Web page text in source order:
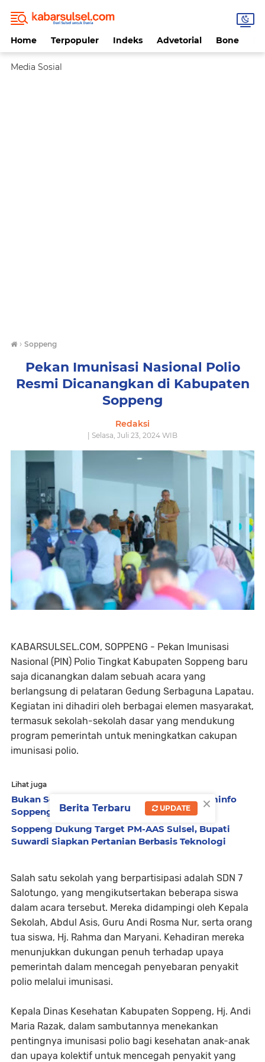
Home Terpopuler Indeks Advetorial Bone
Media Sosial
› Soppeng
Pekan Imunisasi Nasional Polio
Resmi Dicanangkan di Kabupaten
Soppeng
Redaksi
| Selasa, Juli 23, 2024 WIB
KABARSULSEL.COM, SOPPENG - Pekan Imunisasi
Nasional (PIN) Polio Tingkat Kabupaten Soppeng baru
saja dicanangkan dalam sebuah acara yang
berlangsung di pelataran Gedung Serbaguna Lapatau.
Kegiatan ini dihadiri oleh berbagai elemen masyarakat,
termasuk sekolah-sekolah dasar yang mendukung
program pemerintah untuk meningkatkan cakupan
imunisasi polio.
Lihat juga
Bukan Sekadar Senyum, Ini Langkah Diskominfo
Soppeng Ubah Wajah Pelayanan Publik
Soppeng Dukung Target PM-AAS Sulsel, Bupati
Suwardi Siapkan Pertanian Berbasis Teknologi
Salah satu sekolah yang berpartisipasi adalah SDN 7
Salotungo, yang mengikutsertakan beberapa siswa
dalam acara tersebut. Mereka didampingi oleh Kepala
Sekolah, Abdul Asis, Guru Andi Rosma Nur, serta orang
tua siswa, Hj. Rahma dan Maryani. Kehadiran mereka
menunjukkan dukungan penuh terhadap upaya
pemerintah dalam mencegah penyebaran penyakit
polio melalui imunisasi.
Kepala Dinas Kesehatan Kabupaten Soppeng, Hj. Andi
Maria Razak, dalam sambutannya menekankan
pentingnya imunisasi polio bagi kesehatan anak-anak
dan upaya kolektif untuk mencegah penyakit yang
×
Berita Terbaru UPDATE